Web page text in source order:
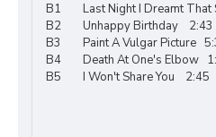
B1 Last Night I Dreamt That
B2 Unhappy Birthday 2:43
B3 Paint A Vulgar Picture
B4 Death At One's Elbow
B5 I Won't Share You 2:45